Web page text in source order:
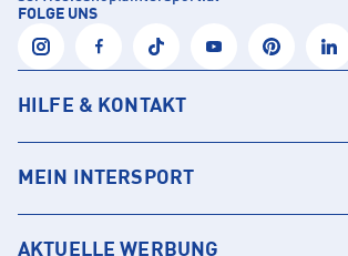
FOLGE UNS
HILFE & KONTAKT
MEIN INTERSPORT
AKTUELLE WERBUNG